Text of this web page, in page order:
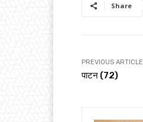
Share
PREVIOUS ARTICLE
पाटन (72)